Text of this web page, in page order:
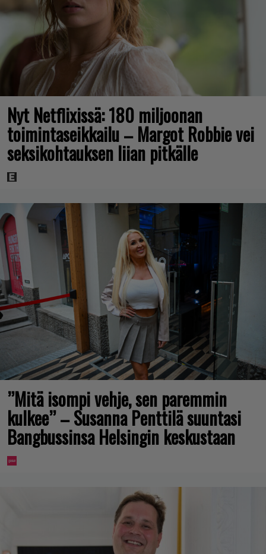
Nyt Netflixissä: 180 miljoonan
toimintaseikkailu – Margot Robbie vei
seksikohtauksen liian pitkälle
”Mitä isompi vehje, sen paremmin
kulkee” – Susanna Penttilä suuntasi
Bangbussinsa Helsingin keskustaan